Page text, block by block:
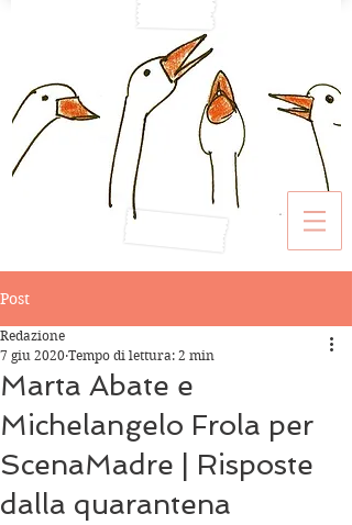
Post
Marta Abate e
Michelangelo Frola per
ScenaMadre | Risposte
dalla quarantena
Redazione
7 giu 2020 Tempo di lettura: 2 min